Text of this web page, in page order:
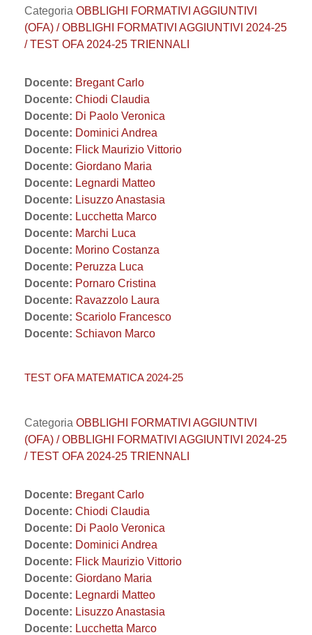
Categoria OBBLIGHI FORMATIVI AGGIUNTIVI
(OFA) / OBBLIGHI FORMATIVI AGGIUNTIVI 2024-25
/ TEST OFA 2024-25 TRIENNALI
Docente: Bregant Carlo
Docente: Chiodi Claudia
Docente: Di Paolo Veronica
Docente: Dominici Andrea
Docente: Flick Maurizio Vittorio
Docente: Giordano Maria
Docente: Legnardi Matteo
Docente: Lisuzzo Anastasia
Docente: Lucchetta Marco
Docente: Marchi Luca
Docente: Morino Costanza
Docente: Peruzza Luca
Docente: Pornaro Cristina
Docente: Ravazzolo Laura
Docente: Scariolo Francesco
Docente: Schiavon Marco
TEST OFA MATEMATICA 2024-25
Categoria OBBLIGHI FORMATIVI AGGIUNTIVI
(OFA) / OBBLIGHI FORMATIVI AGGIUNTIVI 2024-25
/ TEST OFA 2024-25 TRIENNALI
Docente: Bregant Carlo
Docente: Chiodi Claudia
Docente: Di Paolo Veronica
Docente: Dominici Andrea
Docente: Flick Maurizio Vittorio
Docente: Giordano Maria
Docente: Legnardi Matteo
Docente: Lisuzzo Anastasia
Docente: Lucchetta Marco